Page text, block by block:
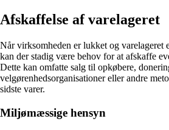
Afskaffelse af varelageret
Når virksomheden er lukket og varelageret
kan der stadig være behov for at afskaffe
Dette kan omfatte salg til opkøbere,
velgørenhedsorganisationer eller andre
sidste varer.
Miljømæssige hensyn